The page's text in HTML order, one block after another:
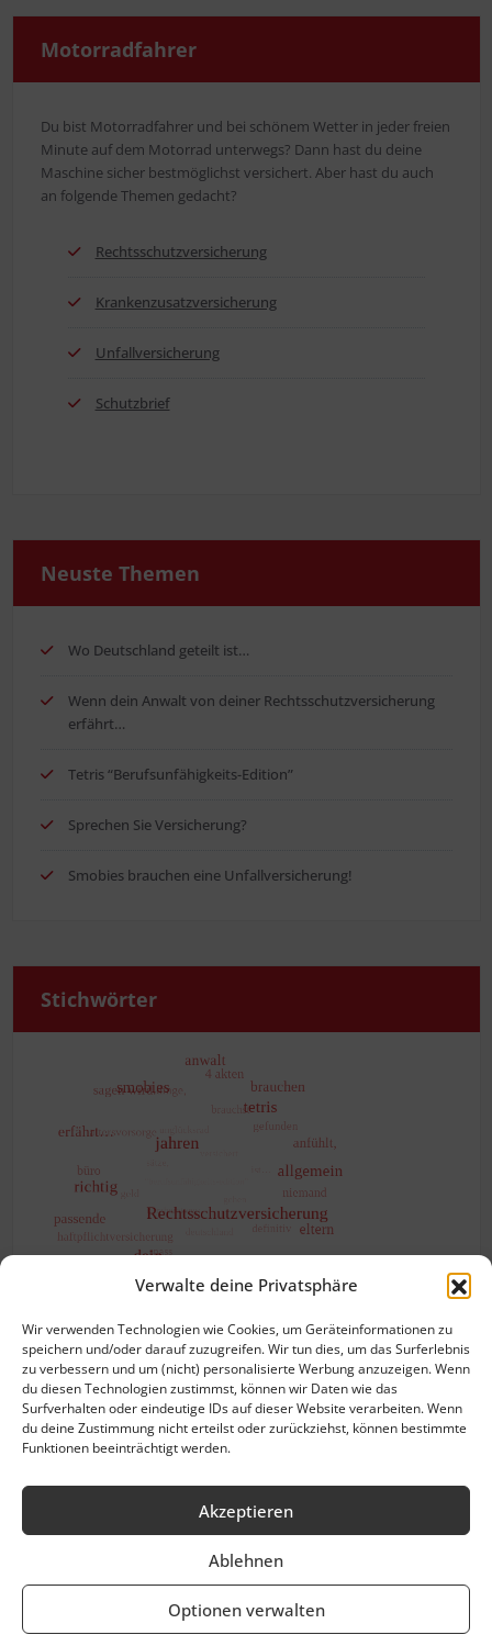
Verwalte deine Privatsphäre
Wir verwenden Technologien wie Cookies, um Geräteinformationen zu
speichern und/oder darauf zuzugreifen. Wir tun dies, um das Surferlebnis
zu verbessern und um (nicht) personalisierte Werbung anzuzeigen. Wenn
du diesen Technologien zustimmst, können wir Daten wie das
Surfverhalten oder eindeutige IDs auf dieser Website verarbeiten. Wenn
du deine Zustimmung nicht erteilst oder zurückziehst, können bestimmte
Funktionen beeinträchtigt werden.
Akzeptieren
Ablehnen
Optionen verwalten
Motor­rad­fah­rer
Du bist Motor­rad­fah­rer und bei schö­nem Wet­ter in jeder frei­en
Minu­te auf dem Motor­rad unter­wegs? Dann hast du dei­ne
Maschi­ne sicher best­mög­lichst ver­si­chert. Aber hast du auch
an fol­gen­de The­men gedacht?
Rechts­schutz­ver­si­che­rung
Kran­ken­zu­satz­ver­si­che­rung
Unfall­ver­si­che­rung
Schutz­brief
Neus­te Themen
Wo Deutsch­land geteilt ist…
Wenn dein Anwalt von dei­ner Rechts­schutz­ver­si­che­rung
erfährt…
Tetris “Berufs­un­fä­hig­keits-Edi­ti­on”
Spre­chen Sie Versicherung?
Smo­bies brau­chen eine Unfallversicherung!
Stich­wör­ter
Impres­sum
Daten­schutz
Coo­kie-Rich­t­­li­­nie (EU)